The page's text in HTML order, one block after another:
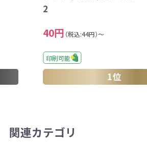
2
40円 （税込:44円）～
印刷可能
1位
関連カテゴリ